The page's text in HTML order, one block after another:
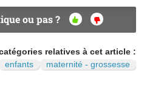
ou pas ?
OU
NO
N
relatives à cet article :
enfants
maternité - grossesse